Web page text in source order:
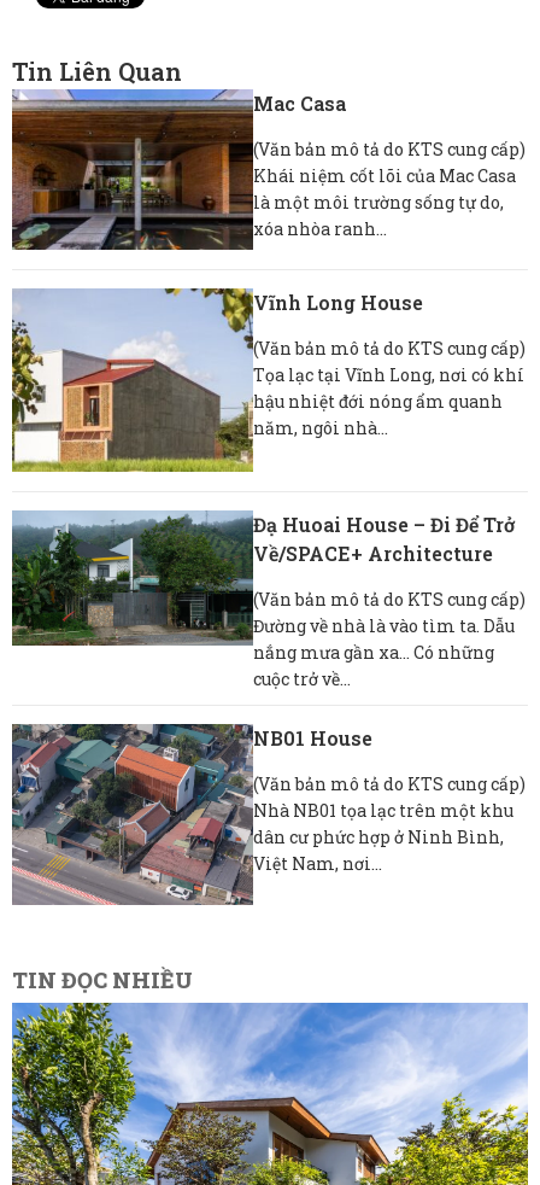
Tin Liên Quan
Mac Casa
(Văn bản mô tả do KTS cung cấp)
Khái niệm cốt lõi của Mac Casa
là một môi trường sống tự do,
xóa nhòa ranh...
Vĩnh Long House
(Văn bản mô tả do KTS cung cấp)
Tọa lạc tại Vĩnh Long, nơi có khí
hậu nhiệt đới nóng ẩm quanh
năm, ngôi nhà...
Đạ Huoai House – Đi Để Trở
Về/SPACE+ Architecture
(Văn bản mô tả do KTS cung cấp)
Đường về nhà là vào tìm ta. Dẫu
nắng mưa gần xa… Có những
cuộc trở về...
NB01 House
(Văn bản mô tả do KTS cung cấp)
Nhà NB01 tọa lạc trên một khu
dân cư phức hợp ở Ninh Bình,
Việt Nam, nơi...
TIN ĐỌC NHIỀU